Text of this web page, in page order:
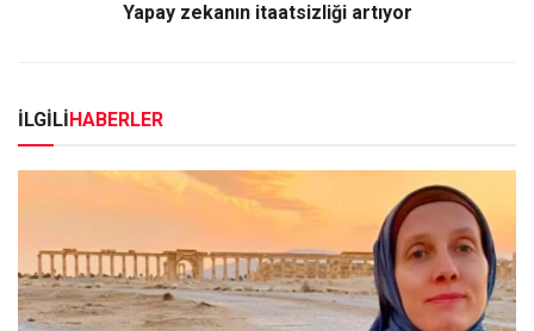
Yapay zekanın itaatsizliği artıyor
İLGİLİ HABERLER